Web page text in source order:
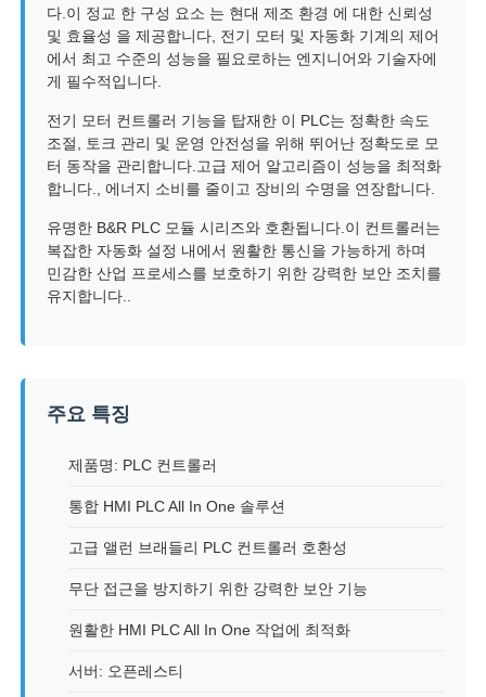
회사 소개
품질 관리
연락처
다.이 정교 한 구성 요소 는 현대 제조 환경 에 대한 신뢰성
및 효율성 을 제공합니다, 전기 모터 및 자동화 기계의 제어
에서 최고 수준의 성능을 필요로하는 엔지니어와 기술자에
게 필수적입니다.
전기 모터 컨트롤러 기능을 탑재한 이 PLC는 정확한 속도
조절, 토크 관리 및 운영 안전성을 위해 뛰어난 정확도로 모
터 동작을 관리합니다.고급 제어 알고리즘이 성능을 최적화
합니다., 에너지 소비를 줄이고 장비의 수명을 연장합니다.
유명한 B&R PLC 모듈 시리즈와 호환됩니다.이 컨트롤러는
복잡한 자동화 설정 내에서 원활한 통신을 가능하게 하며
민감한 산업 프로세스를 보호하기 위한 강력한 보안 조치를
유지합니다..
주요 특징
제품명: PLC 컨트롤러
통합 HMI PLC All In One 솔루션
고급 앨런 브래들리 PLC 컨트롤러 호환성
무단 접근을 방지하기 위한 강력한 보안 기능
원활한 HMI PLC All In One 작업에 최적화
서버: 오픈레스티